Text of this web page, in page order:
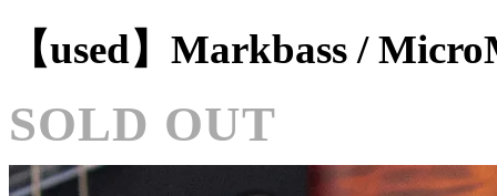
【used】Markbass /
SOLD OUT